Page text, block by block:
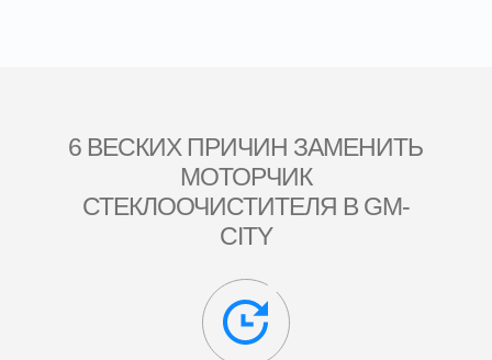
6 ВЕСКИХ ПРИЧИН ЗАМЕНИТЬ
МОТОРЧИК
СТЕКЛООЧИСТИТЕЛЯ В GM-
CITY